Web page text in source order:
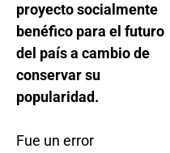
proyecto socialmente
benéfico para el futuro
del país a cambio de
conservar su
popularidad.
Fue un error